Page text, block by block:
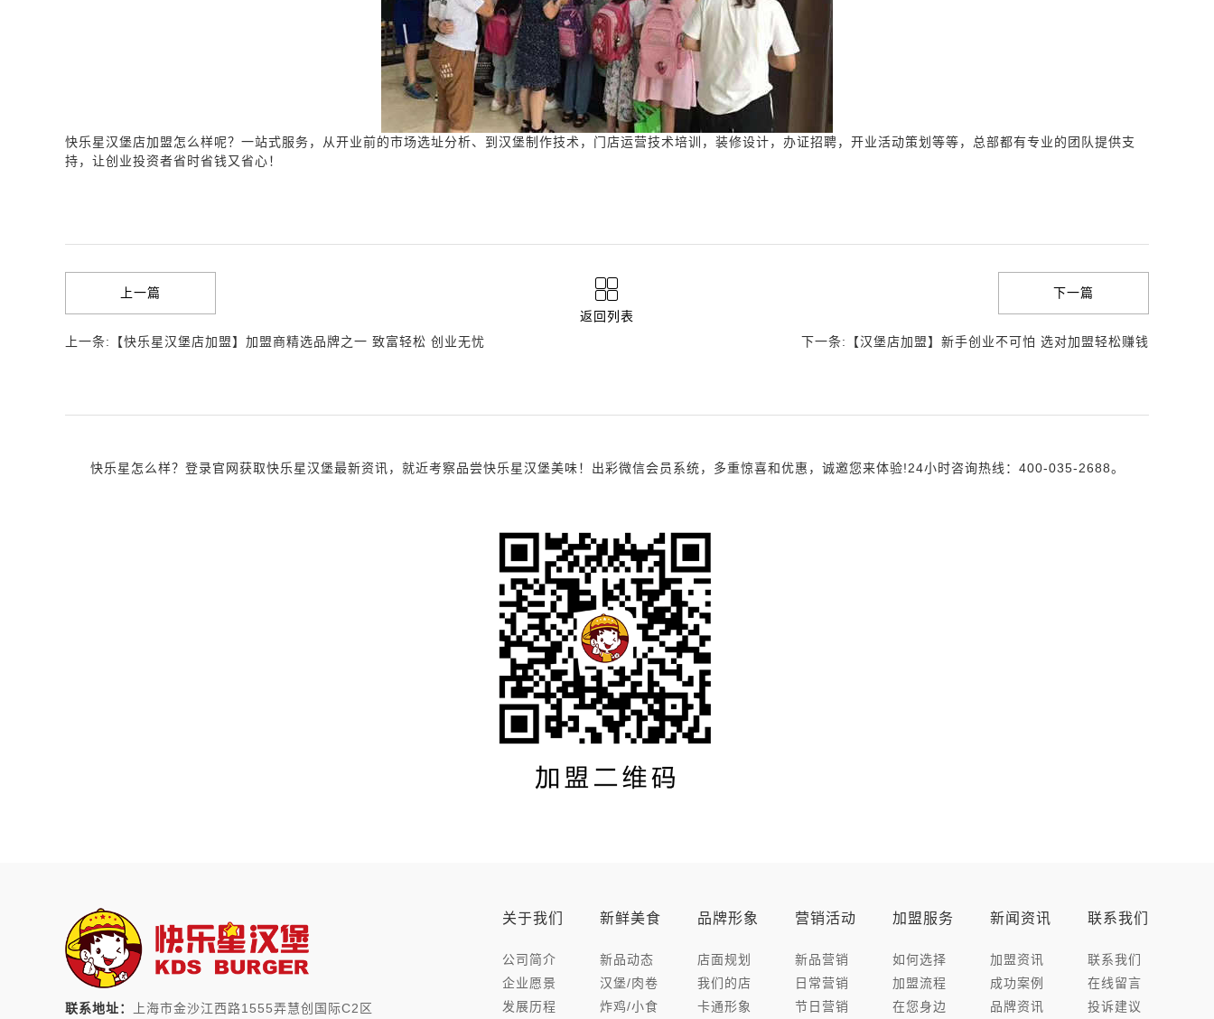
快乐星汉堡店加盟怎么样呢？一站式服务，从开业前的市场选址分析、到汉堡制作技术，门店运营技术培训，装修设计，办证招聘，开业活动策划等等，总部都有专业的团队提供支
持，让创业投资者省时省钱又省心！
上一篇
上一条:【快乐星汉堡店加盟】加盟商精选品牌之一 致富轻松 创业无忧
返回列表
下一篇
下一条:【汉堡店加盟】新手创业不可怕 选对加盟轻松赚钱
快乐星怎么样？登录官网获取快乐星汉堡最新资讯，就近考察品尝快乐星汉堡美味！出彩微信会员系统，多重惊喜和优惠，诚邀您来体验!24小时咨询热线：400-035-2688。
联系地址： 上海市金沙江西路1555弄慧创国际C2区
关于我们
公司简介
企业愿景
发展历程
新鲜美食
新品动态
汉堡/肉卷
炸鸡/小食
品牌形象
店面规划
我们的店
卡通形象
营销活动
新品营销
日常营销
节日营销
加盟服务
如何选择
加盟流程
在您身边
新闻资讯
加盟资讯
成功案例
品牌资讯
联系我们
联系我们
在线留言
投诉建议